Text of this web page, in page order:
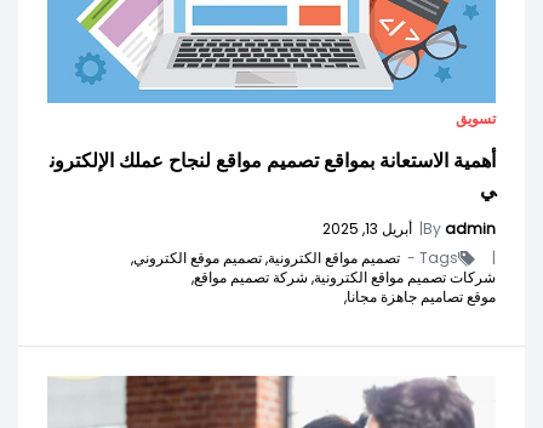
تسويق
أهمية الاستعانة بمواقع تصميم مواقع لنجاح عملك الإلكترون
ي
Byadmin
| أبريل 13, 2025
|
Tags - تصميم مواقع الكترونية,تصميم موقع الكتروني,
شركات تصميم مواقع الكترونية, شركة تصميم مواقع,
موقع تصاميم جاهزة مجانا,